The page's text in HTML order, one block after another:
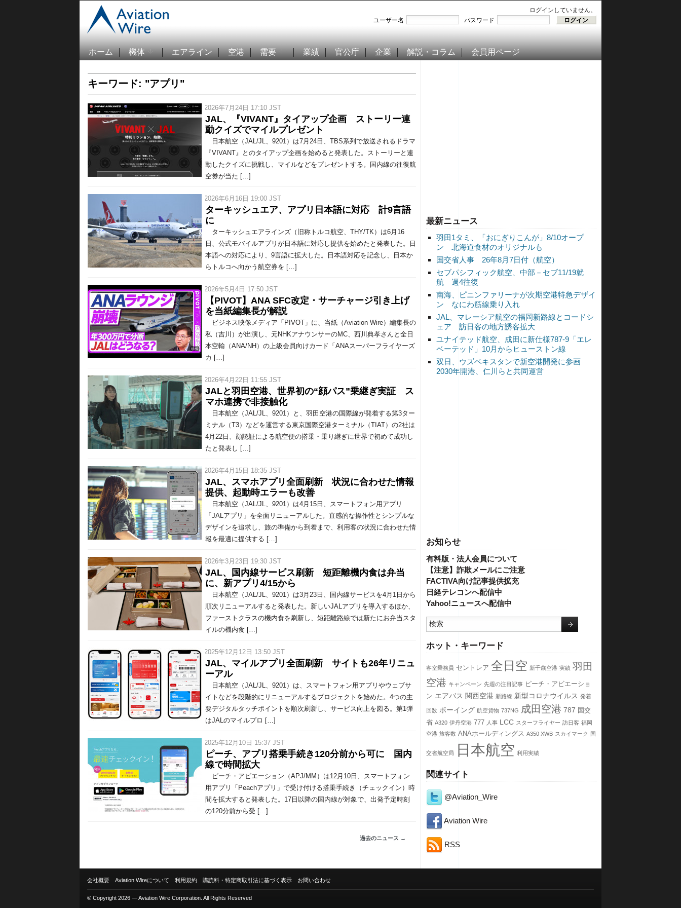
ログインしていません。
ユーザー名
パスワード
ホーム 機体 エアライン 空港 需要 業績 官公庁 企業 解説・コラム 会員用ページ
最新ニュース
羽田1タミ、「おにぎりこんが」8/10オープ
ン 北海道食材のオリジナルも
国交省人事 26年8月7日付（航空）
セブパシフィック航空、中部－セブ11/19就
航 週4往復
南海、ピニンファリーナが次期空港特急デザイ
ン なにわ筋線乗り入れ
JAL、マレーシア航空の福岡新路線とコードシ
ェア 訪日客の地方誘客拡大
ユナイテッド航空、成田に新仕様787-9「エレ
ベーテッド」10月からヒューストン線
双日、ウズベキスタンで新空港開発に参画
2030年開港、仁川らと共同運営
お知らせ
有料版・法人会員について
【注意】詐欺メールにご注意
FACTIVA向け記事提供拡充
日経テレコンへ配信中
Yahoo!ニュースへ配信中
ホット・キーワード
客室乗務員 セントレア 全日空 新千歳空港 実績 羽田
空港 キャンペーン 先週の注目記事 ピーチ・アビエーショ
ン エアバス 関西空港 新路線 新型コロナウイルス 発着
回数 ボーイング 航空貨物 737NG 成田空港 787 国交
省 A320 伊丹空港 777 人事 LCC スターフライヤー 訪日客 福岡
空港 旅客数 ANAホールディングス A350 XWB スカイマーク 国
交省航空局 日本航空 利用実績
関連サイト
@Aviation_Wire
Aviation Wire
RSS
キーワード: "アプリ"
/ 2026年7月24日 17:10 JST
JAL、『VIVANT』タイアップ企画 ストーリー連
動クイズでマイルプレゼント
日本航空（JAL/JL、9201）は7月24日、TBS系列で放送されるドラマ
『VIVANT』とのタイアップ企画を始めると発表した。ストーリーと連
動したクイズに挑戦し、マイルなどをプレゼントする。国内線の往復航
空券が当た […]
/ 2026年6月16日 19:00 JST
ターキッシュエア、アプリ日本語に対応 計9言語
に
ターキッシュエアラインズ（旧称トルコ航空、THY/TK）は6月16
日、公式モバイルアプリが日本語に対応し提供を始めたと発表した。日
本語への対応により、9言語に拡大した。日本語対応を記念し、日本か
らトルコへ向かう航空券を […]
/ 2026年5月4日 17:50 JST
【PIVOT】ANA SFC改定・サーチャージ引き上げ
を当紙編集長が解説
ビジネス映像メディア「PIVOT」に、当紙（Aviation Wire）編集長の
私（吉川）が出演し、元NHKアナウンサーのMC、西川典孝さんと全日
本空輸（ANA/NH）の上級会員向けカード「ANAスーパーフライヤーズ
カ […]
/ 2026年4月22日 11:55 JST
JALと羽田空港、世界初の“顔パス”乗継ぎ実証 ス
マホ連携で非接触化
日本航空（JAL/JL、9201）と、羽田空港の国際線が発着する第3ター
ミナル（T3）などを運営する東京国際空港ターミナル（TIAT）の2社は
4月22日、顔認証による航空便の搭乗・乗り継ぎに世界で初めて成功し
たと発表し […]
/ 2026年4月15日 18:35 JST
JAL、スマホアプリ全面刷新 状況に合わせた情報
提供、起動時エラーも改善
日本航空（JAL/JL、9201）は4月15日、スマートフォン用アプリ
「JALアプリ」を全面リニューアルした。直感的な操作性とシンプルな
デザインを追求し、旅の準備から到着まで、利用客の状況に合わせた情
報を最適に提供する […]
/ 2026年3月23日 19:30 JST
JAL、国内線サービス刷新 短距離機内食は弁当
に、新アプリ4/15から
日本航空（JAL/JL、9201）は3月23日、国内線サービスを4月1日から
順次リニューアルすると発表した。新しいJALアプリを導入するほか、
ファーストクラスの機内食を刷新し、短距離路線では新たにお弁当スタ
イルの機内食 […]
/ 2025年12月12日 13:50 JST
JAL、マイルアプリ全面刷新 サイトも26年リニュ
ーアル
日本航空（JAL/JL、9201）は、スマートフォン用アプリやウェブサ
イトなどを段階的にリニューアルするプロジェクトを始めた。4つの主
要デジタルタッチポイントを順次刷新し、サービス向上を図る。第1弾
はJALのマイルプロ […]
/ 2025年12月10日 15:37 JST
ピーチ、アプリ搭乗手続き120分前から可に 国内
線で時間拡大
ピーチ・アビエーション（APJ/MM）は12月10日、スマートフォン
用アプリ「Peachアプリ」で受け付ける搭乗手続き（チェックイン）時
間を拡大すると発表した。17日以降の国内線が対象で、出発予定時刻
の120分前から受 […]
過去のニュース →
会社概要 Aviation Wireについて 利用規約 購読料・特定商取引法に基づく表示 お問い合わせ
© Copyright 2026 — Aviation Wire Corporation. All Rights Reserved